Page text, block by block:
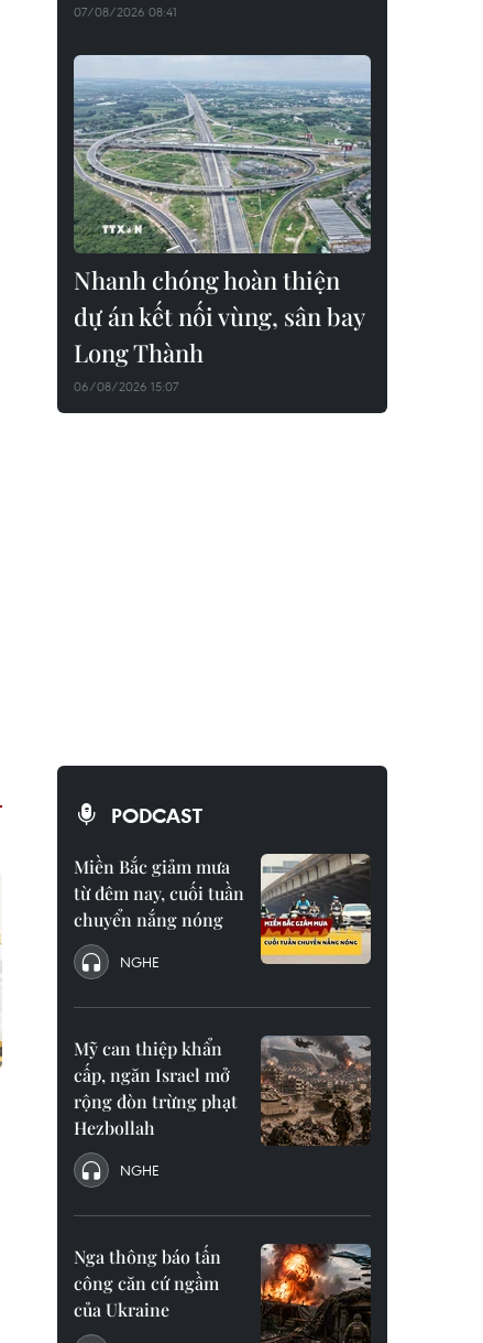
07/08/2026 08:41
Nhanh chóng hoàn thiện
dự án kết nối vùng, sân bay
Long Thành
06/08/2026 15:07
PODCAST
Miền Bắc giảm mưa
từ đêm nay, cuối tuần
chuyển nắng nóng
NGHE
Mỹ can thiệp khẩn
cấp, ngăn Israel mở
rộng đòn trừng phạt
Hezbollah
NGHE
Nga thông báo tấn
công căn cứ ngầm
của Ukraine